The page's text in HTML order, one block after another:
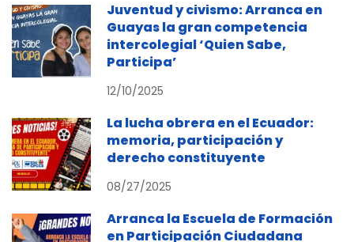
Juventud y civismo: Arranca en
Guayas la gran competencia
intercolegial ‘Quien Sabe,
Participa’
12/10/2025
La lucha obrera en el Ecuador:
memoria, participación y
derecho constituyente
08/27/2025
Arranca la Escuela de Formación
en Participación Ciudadana